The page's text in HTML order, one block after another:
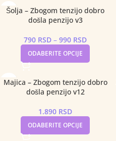
Šolja – Zbogom tenzijo dobro
došla penzijo v3
790 RSD – 990 RSD
ODABERITE OPCIJE
Majica – Zbogom tenzijo dobro
došla penzijo v12
1.890 RSD
ODABERITE OPCIJE